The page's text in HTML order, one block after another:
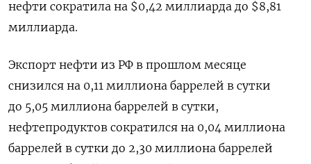
нефти сократила на $0,42 миллиарда до $8,81
миллиарда.
Экспорт нефти из РФ в прошлом месяце
снизился на 0,11 миллиона баррелей в сутки
до 5,05 миллиона баррелей в сутки,
нефтепродуктов сократился на 0,04 миллиона
баррелей в сутки до 2,30 миллиона баррелей